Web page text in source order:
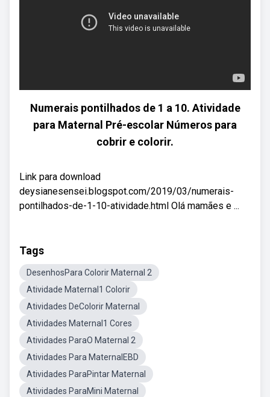
Numerais pontilhados de 1 a 10. Atividade
para Maternal Pré-escolar Números para
cobrir e colorir.
Link para download
deysianesensei.blogspot.com/2019/03/numerais-
pontilhados-de-1-10-atividade.html Olá mamães e ...
Tags
DesenhosPara Colorir Maternal 2
Atividade Maternal1 Colorir
Atividades DeColorir Maternal
Atividades Maternal1 Cores
Atividades ParaO Maternal 2
Atividades Para MaternalEBD
Atividades ParaPintar Maternal
Atividades ParaMini Maternal